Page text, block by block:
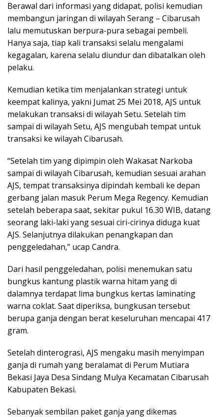
Berawal dari informasi yang didapat, polisi kemudian
membangun jaringan di wilayah Serang – Cibarusah
lalu memutuskan berpura-pura sebagai pembeli.
Hanya saja, tiap kali transaksi selalu mengalami
kegagalan, karena selalu diundur dan dibatalkan oleh
pelaku.
Kemudian ketika tim menjalankan strategi untuk
keempat kalinya, yakni Jumat 25 Mei 2018, AJS untuk
melakukan transaksi di wilayah Setu. Setelah tim
sampai di wilayah Setu, AJS mengubah tempat untuk
transaksi ke wilayah Cibarusah.
“Setelah tim yang dipimpin oleh Wakasat Narkoba
sampai di wilayah Cibarusah, kemudian sesuai arahan
AJS, tempat transaksinya dipindah kembali ke depan
gerbang jalan masuk Perum Mega Regency. Kemudian
setelah beberapa saat, sekitar pukul 16.30 WIB, datang
seorang laki-laki yang sesuai ciri-cirinya diduga kuat
AJS. Selanjutnya dilakukan penangkapan dan
penggeledahan,” ucap Candra.
Dari hasil penggeledahan, polisi menemukan satu
bungkus kantung plastik warna hitam yang di
dalamnya terdapat lima bungkus kertas laminating
warna coklat. Saat diperiksa, bungkusan tersebut
berupa ganja dengan berat keseluruhan mencapai 417
gram.
Setelah dinterograsi, AJS mengaku masih menyimpan
ganja di rumah yang beralamat di Perum Mutiara
Bekasi Jaya Desa Sindang Mulya Kecamatan Cibarusah
Kabupaten Bekasi.
Sebanyak sembilan paket ganja yang dikemas